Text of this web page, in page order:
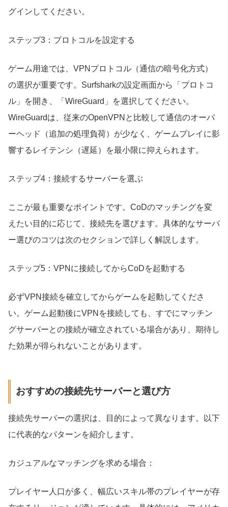
グインしてください。
ステップ3：プロトコルを設定する
ゲーム用途では、VPNプロトコル（通信の暗号化方式）
の選択が重要です。Surfsharkの設定画面から「プロトコ
ル」を開き、「WireGuard」を選択してください。
WireGuardは、従来のOpenVPNと比較して通信のオーバ
ーヘッド（追加の処理負荷）が少なく、ゲームプレイに影
響するレイテンシ（遅延）を最小限に抑えられます。
ステップ4：接続するサーバーを選ぶ
ここが最も重要なポイントです。CoDのマッチングを変
えたい目的に応じて、接続先を選びます。具体的なサーバ
ー選びのコツは次のセクションで詳しく解説します。
ステップ5：VPNに接続してからCoDを起動する
必ずVPN接続を確立してからゲームを起動してくださ
い。ゲーム起動後にVPNを接続しても、すでにマッチン
グサーバーとの接続が確立されている場合があり、期待し
た効果が得られないことがあります。
おすすめの接続先サーバーと選び方
接続先サーバーの選択は、目的によって異なります。以下
に代表的なパターンを紹介します。
カジュアルなマッチングを求める場合：
プレイヤー人口が多く、幅広いスキル帯のプレイヤーが存